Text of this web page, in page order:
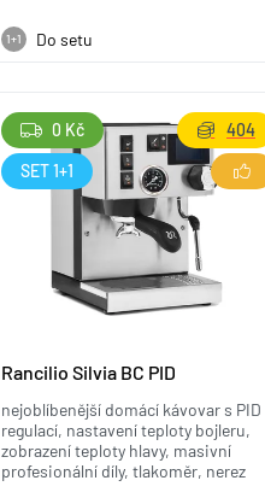
1+1 Do setu
Rancilio Silvia BC PID
nejoblíbenější domácí kávovar s PID
regulací, nastavení teploty bojleru,
zobrazení teploty hlavy, masivní
profesionální díly, tlakoměr, nerez
0 Kč
SET 1+1
404